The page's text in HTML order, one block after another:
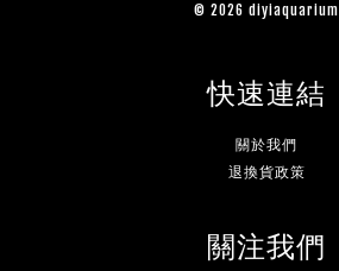
© 2026 diyiaquarium
快速連結
關於我們
退換貨政策
關注我們